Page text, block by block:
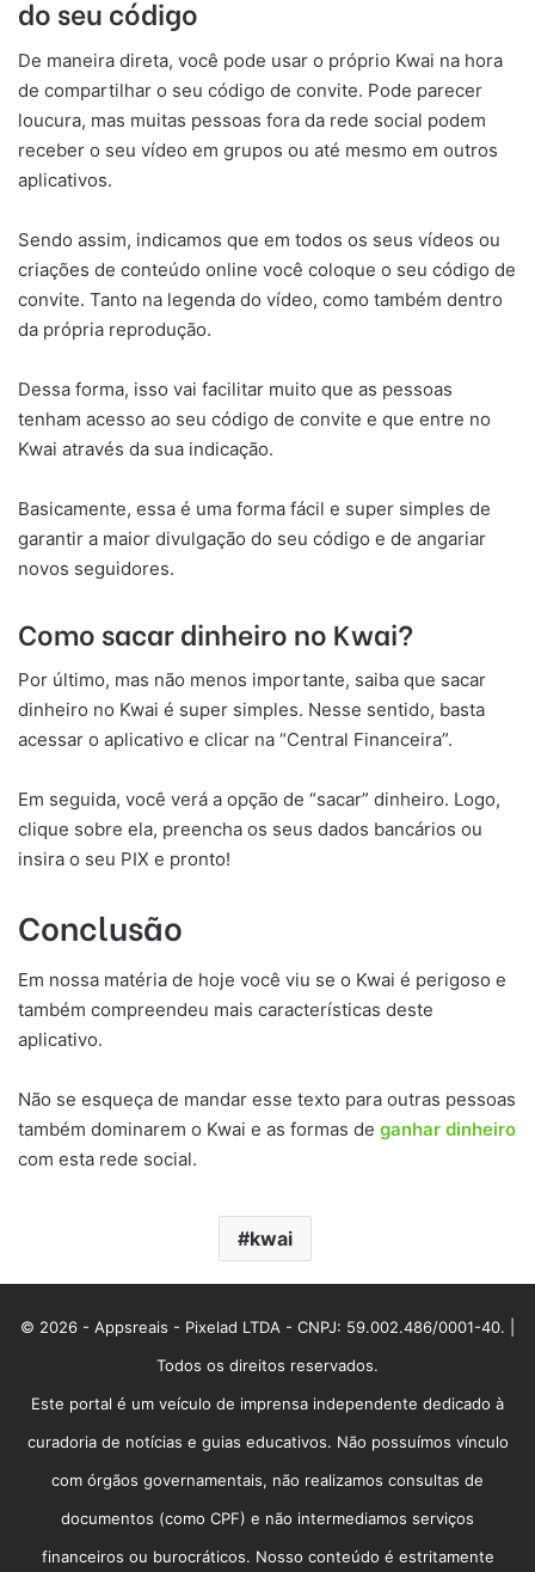
do seu código
De maneira direta, você pode usar o próprio Kwai na hora
de compartilhar o seu código de convite. Pode parecer
loucura, mas muitas pessoas fora da rede social podem
receber o seu vídeo em grupos ou até mesmo em outros
aplicativos.
Sendo assim, indicamos que em todos os seus vídeos ou
criações de conteúdo online você coloque o seu código de
convite. Tanto na legenda do vídeo, como também dentro
da própria reprodução.
Dessa forma, isso vai facilitar muito que as pessoas
tenham acesso ao seu código de convite e que entre no
Kwai através da sua indicação.
Basicamente, essa é uma forma fácil e super simples de
garantir a maior divulgação do seu código e de angariar
novos seguidores.
Como sacar dinheiro no Kwai?
Por último, mas não menos importante, saiba que sacar
dinheiro no Kwai é super simples. Nesse sentido, basta
acessar o aplicativo e clicar na “Central Financeira”.
Em seguida, você verá a opção de “sacar” dinheiro. Logo,
clique sobre ela, preencha os seus dados bancários ou
insira o seu PIX e pronto!
Conclusão
Em nossa matéria de hoje você viu se o Kwai é perigoso e
também compreendeu mais características deste
aplicativo.
Não se esqueça de mandar esse texto para outras pessoas
também dominarem o Kwai e as formas de ganhar dinheiro
com esta rede social.
kwai
© 2026 - Appsreais - Pixelad LTDA - CNPJ: 59.002.486/0001-40. |
Todos os direitos reservados.
Este portal é um veículo de imprensa independente dedicado à
curadoria de notícias e guias educativos. Não possuímos vínculo
com órgãos governamentais, não realizamos consultas de
documentos (como CPF) e não intermediamos serviços
financeiros ou burocráticos. Nosso conteúdo é estritamente